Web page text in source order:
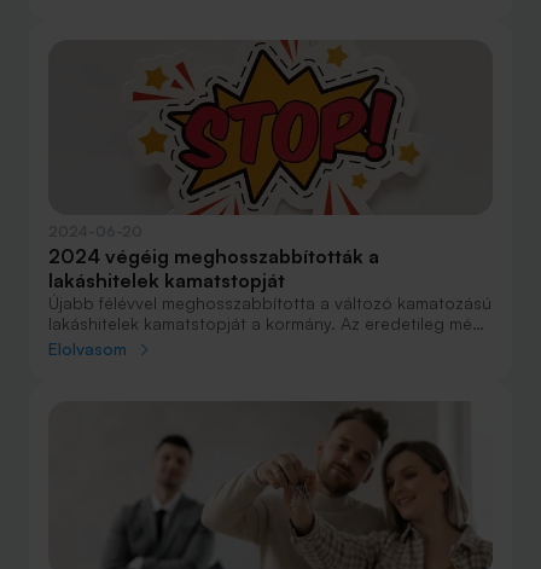
2024 végéig meghosszabbították a
lakáshitelek kamatstopját
Újabb félévvel meghosszabbította a változó kamatozású
lakáshitelek kamatstopját a kormány. Az eredetileg még
2022-től ideiglenesen bevezetett, majd azóta újra és
Elolvasom